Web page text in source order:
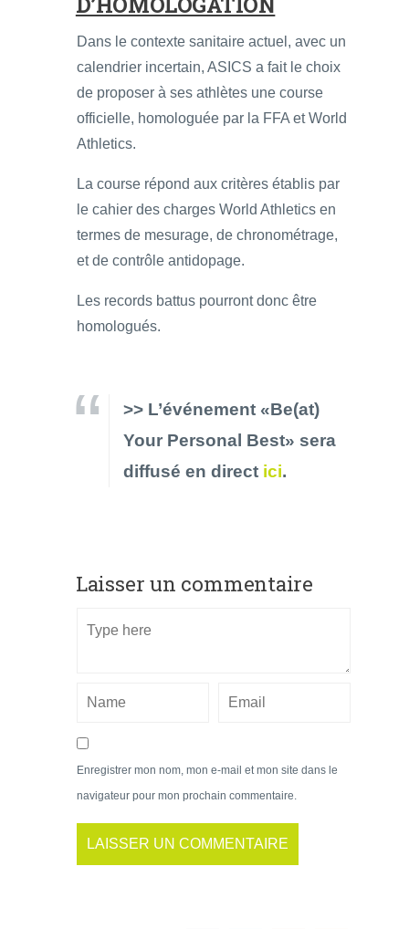
Dans le contexte sanitaire actuel, avec un
calendrier incertain, ASICS a fait le choix
de proposer à ses athlètes une course
officielle, homologuée par la FFA et World
Athletics.
La course répond aux critères établis par
le cahier des charges World Athletics en
termes de mesurage, de chronométrage,
et de contrôle antidopage.
Les records battus pourront donc être
homologués.
>> L’événement «Be(at)
Your Personal Best» sera
diffusé en direct ici.
Laisser un commentaire
Enregistrer mon nom, mon e-mail et mon site dans le
navigateur pour mon prochain commentaire.